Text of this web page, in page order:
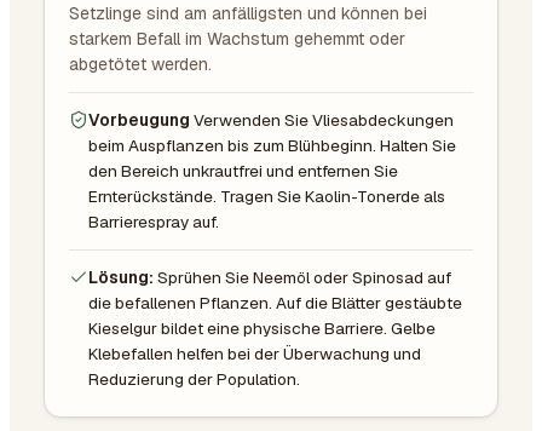
Setzlinge sind am anfälligsten und können bei
starkem Befall im Wachstum gehemmt oder
abgetötet werden.
Vorbeugung Verwenden Sie Vliesabdeckungen
beim Auspflanzen bis zum Blühbeginn. Halten Sie
den Bereich unkrautfrei und entfernen Sie
Ernterückstände. Tragen Sie Kaolin-Tonerde als
Barrierespray auf.
Lösung: Sprühen Sie Neemöl oder Spinosad auf
die befallenen Pflanzen. Auf die Blätter gestäubte
Kieselgur bildet eine physische Barriere. Gelbe
Klebefallen helfen bei der Überwachung und
Reduzierung der Population.